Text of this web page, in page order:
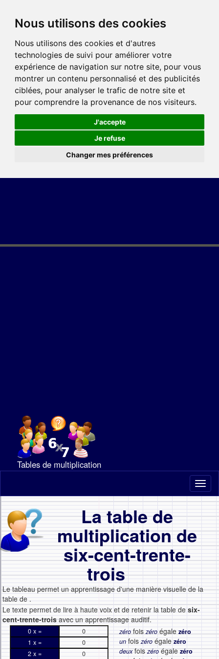
Nous utilisons des cookies
Nous utilisons des cookies et d'autres
technologies de suivi pour améliorer votre
expérience de navigation sur notre site, pour vous
montrer un contenu personnalisé et des publicités
ciblées, pour analyser le trafic de notre site et
pour comprendre la provenance de nos visiteurs.
J'accepte
Je refuse
Changer mes préférences
Tables de multiplication
La table de
multiplication de
six-cent-trente-
trois
Le tableau permet un apprentissage d'une manière visuelle de la
table de .
Le texte permet de lire à haute voix et de retenir la table de six-
cent-trente-troisavec un apprentissage auditif.
0 x =
0
1 x =
0
2 x =
0
zérofoiszéroégalezéro
un foiszéro égale zéro
deuxfoiszéroégalezéro